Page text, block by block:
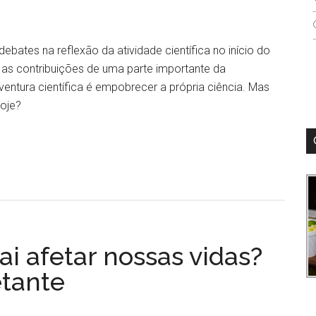
na reflexão da atividade científica no início do
contribuições de uma parte importante da
científica é empobrecer a própria ciência. Mas
afetar nossas vidas?